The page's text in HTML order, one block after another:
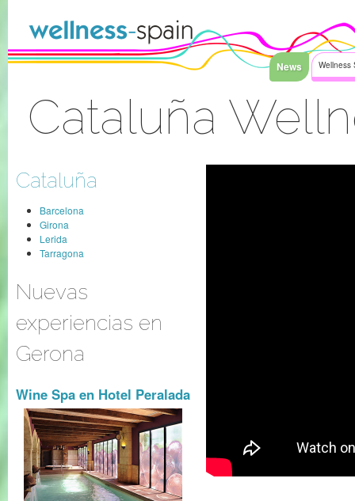
News Wellness
Cataluña
Cataluña
Barcelona
Girona
Lerida
Tarragona
Nuevas
experiencias en
Gerona
Wine Spa en Hotel Peralada